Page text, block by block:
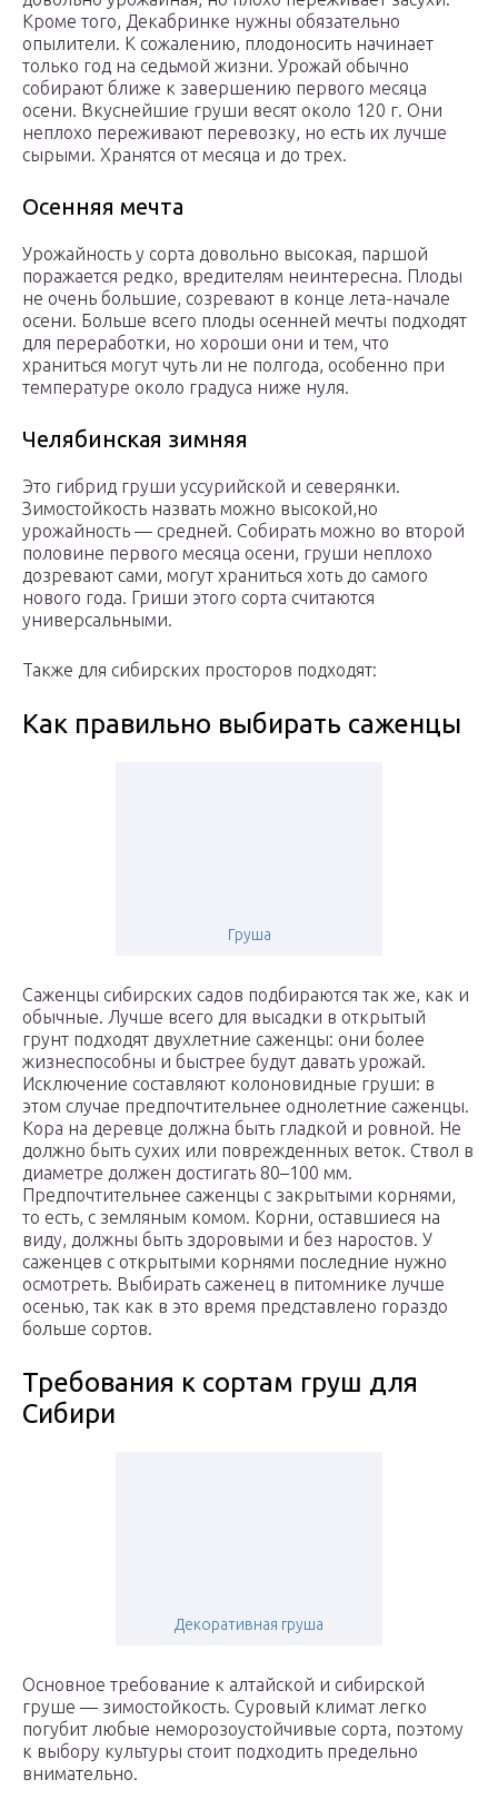
Кроме того, Декабринке нужны обязательно
опылители. К сожалению, плодоносить начинает
только год на седьмой жизни. Урожай обычно
собирают ближе к завершению первого месяца
осени. Вкуснейшие груши весят около 120 г. Они
неплохо переживают перевозку, но есть их лучше
сырыми. Хранятся от месяца и до трех.
Осенняя мечта
Урожайность у сорта довольно высокая, паршой
поражается редко, вредителям неинтересна. Плоды
не очень большие, созревают в конце лета-начале
осени. Больше всего плоды осенней мечты подходят
для переработки, но хороши они и тем, что
храниться могут чуть ли не полгода, особенно при
температуре около градуса ниже нуля.
Челябинская зимняя
Это гибрид груши уссурийской и северянки.
Зимостойкость назвать можно высокой,но
урожайность — средней. Собирать можно во второй
половине первого месяца осени, груши неплохо
дозревают сами, могут храниться хоть до самого
нового года. Гриши этого сорта считаются
универсальными.
Также для сибирских просторов подходят:
Как правильно выбирать саженцы
Груша
Саженцы сибирских садов подбираются так же, как и
обычные. Лучше всего для высадки в открытый
грунт подходят двухлетние саженцы: они более
жизнеспособны и быстрее будут давать урожай.
Исключение составляют колоновидные груши: в
этом случае предпочтительнее однолетние саженцы.
Кора на деревце должна быть гладкой и ровной. Не
должно быть сухих или поврежденных веток. Ствол в
диаметре должен достигать 80–100 мм.
Предпочтительнее саженцы с закрытыми корнями,
то есть, с земляным комом. Корни, оставшиеся на
виду, должны быть здоровыми и без наростов. У
саженцев с открытыми корнями последние нужно
осмотреть. Выбирать саженец в питомнике лучше
осенью, так как в это время представлено гораздо
больше сортов.
Требования к сортам груш для
Сибири
Декоративная груша
Основное требование к алтайской и сибирской
груше — зимостойкость. Суровый климат легко
погубит любые неморозоустойчивые сорта, поэтому
к выбору культуры стоит подходить предельно
внимательно.